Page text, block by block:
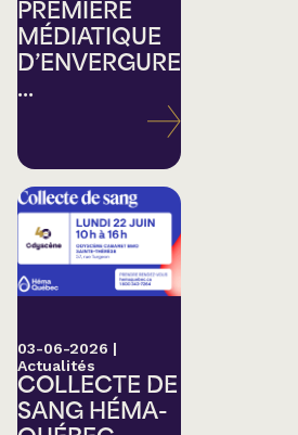
PREMIÈRE
MÉDIATIQUE
D’ENVERGURE
...
03-06-2026 |
Actualités
COLLECTE DE
SANG HÉMA-